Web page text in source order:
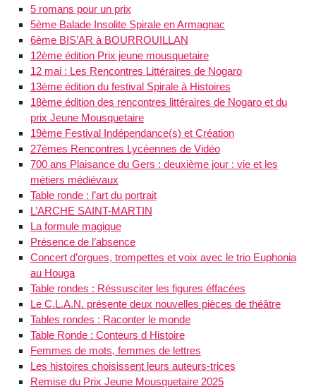
5 romans pour un prix
5ème Balade Insolite Spirale en Armagnac
6ème BIS’AR à BOURROUILLAN
12ème édition Prix jeune mousquetaire
12 mai : Les Rencontres Littéraires de Nogaro
13ème édition du festival Spirale à Histoires
18ème édition des rencontres littéraires de Nogaro et du
prix Jeune Mousquetaire
19ème Festival Indépendance(s) et Création
27èmes Rencontres Lycéennes de Vidéo
700 ans Plaisance du Gers : deuxième jour : vie et les
métiers médiévaux
Table ronde : l’art du portrait
L’ARCHE SAINT-MARTIN
La formule magique
Présence de l’absence
Concert d’orgues, trompettes et voix avec le trio Euphonia
au Houga
Table rondes : Réssusciter les figures éffacées
Le C.L.A.N. présente deux nouvelles pièces de théâtre
Tables rondes : Raconter le monde
Table Ronde : Conteurs d Histoire
Femmes de mots, femmes de lettres
Les histoires choisissent leurs auteurs-trices
Remise du Prix Jeune Mousquetaire 2025